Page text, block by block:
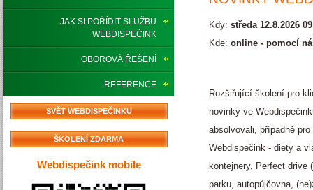
JAK SI POŘÍDIT SLUŽBU
WEBDISPEČINK
OBOROVÁ ŘEŠENÍ
REFERENCE
SVĚT WEBDISPEČINKU
ŠKOLENÍ ZDARMA
Webdispečink mobile
Kdy: středa 12.8.2026
Kde: online - pomocí
Rozšiřující školení pro
novinky ve
absolvovali, případně
Webdispečink - diety a
kontejnery, Perfect
parku, autopůjčovna,